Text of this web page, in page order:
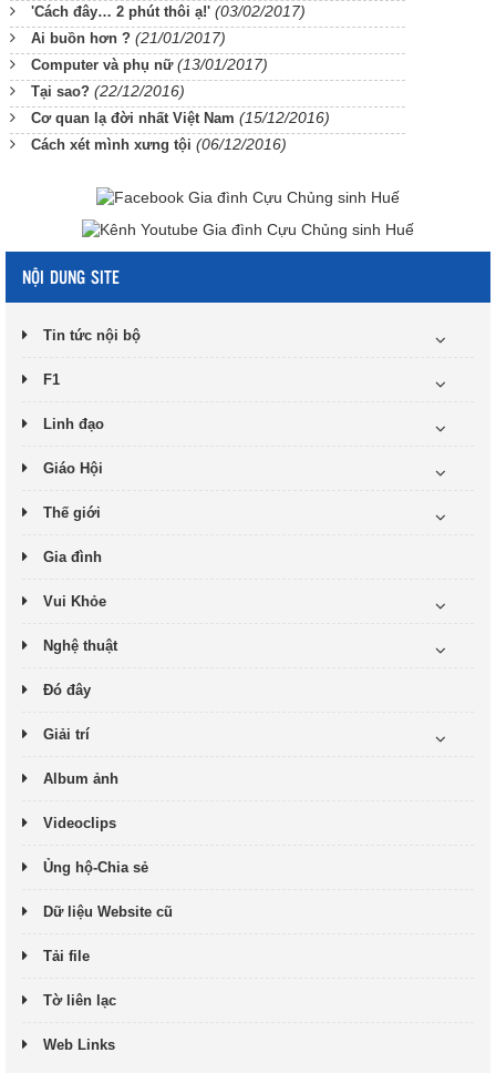
'Cách đây… 2 phút thôi ạ!' (03/02/2017)
Ai buồn hơn ? (21/01/2017)
Computer và phụ nữ (13/01/2017)
Tại sao? (22/12/2016)
Cơ quan lạ đời nhất Việt Nam (15/12/2016)
Cách xét mình xưng tội (06/12/2016)
NỘI DUNG SITE
Tin tức nội bộ
F1
Linh đạo
Giáo Hội
Thế giới
Gia đình
Vui Khỏe
Nghệ thuật
Đó đây
Giải trí
Album ảnh
Videoclips
Ủng hộ-Chia sẻ
Dữ liệu Website cũ
Tải file
Tờ liên lạc
Web Links